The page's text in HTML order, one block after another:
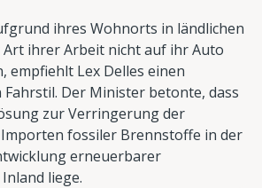
ihres Wohnorts in ländlichen
Art ihrer Arbeit nicht auf ihr Auto
empfiehlt Lex Delles einen
Der Minister betonte, dass
zur Verringerung der
fossiler Brennstoffe in der
erneuerbarer
liege.